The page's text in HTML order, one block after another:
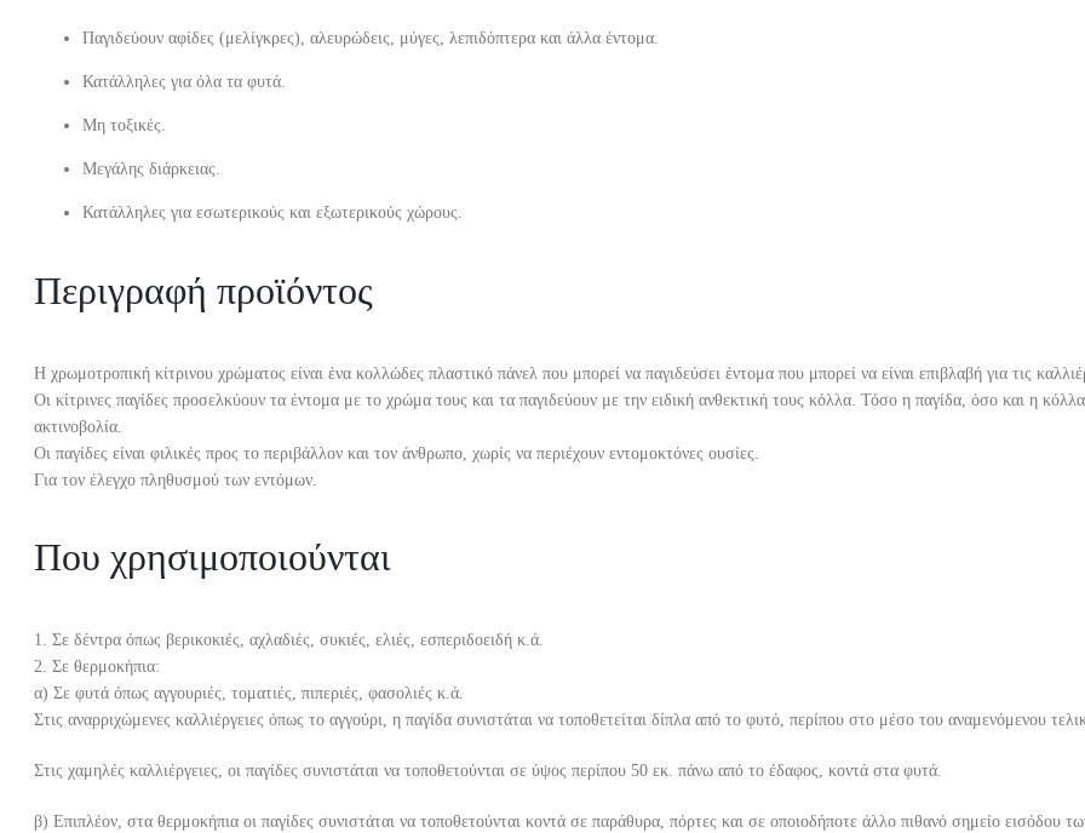
Παγιδεύουν αφίδες (μελίγκρες), αλευρώδεις, μύγες, λεπιδόπτερα και άλλα έντομα.
Κατάλληλες για όλα τα φυτά.
Μη τοξικές.
Μεγάλης διάρκειας.
Κατάλληλες για εσωτερικούς και εξωτερικούς χώρους.
Περιγραφή προϊόντος
Η χρωμοτροπική κίτρινου χρώματος είναι ένα κολλώδες πλαστικό πάνελ που μπορεί να παγιδεύσει έντομα που μπορεί να είναι επιβλαβή για τις
Οι κίτρινες παγίδες προσελκύουν τα έντομα με το χρώμα τους και τα παγιδεύουν με την ειδική ανθεκτική τους κόλλα. Τόσο η παγίδα, όσο και η
ακτινοβολία.
Οι παγίδες είναι φιλικές προς το περιβάλλον και τον άνθρωπο, χωρίς να περιέχουν εντομοκτόνες ουσίες.
Για τον έλεγχο πληθυσμού των εντόμων.
Που χρησιμοποιούνται
1. Σε δέντρα όπως βερικοκιές, αχλαδιές, συκιές, ελιές, εσπεριδοειδή κ.ά.
2. Σε θερμοκήπια:
α) Σε φυτά όπως αγγουριές, τοματιές, πιπεριές, φασολιές κ.ά.
Στις αναρριχώμενες καλλιέργειες όπως το αγγούρι, η παγίδα συνιστάται να τοποθετείται δίπλα από το φυτό, περίπου στο μέσο του αναμενόμενου
Στις χαμηλές καλλιέργειες, οι παγίδες συνιστάται να τοποθετούνται σε ύψος περίπου 50 εκ. πάνω από το έδαφος, κοντά στα φυτά.
β) Επιπλέον, στα θερμοκήπια οι παγίδες συνιστάται να τοποθετούνται κοντά σε παράθυρα, πόρτες και σε οποιοδήποτε άλλο πιθανό σημείο εισόδου